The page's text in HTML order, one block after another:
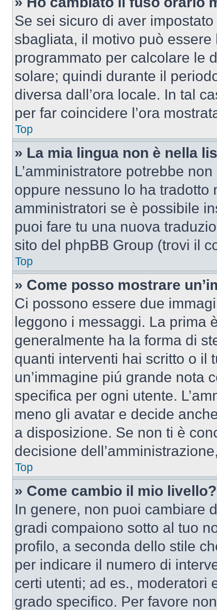
Se sei sicuro di aver
sbagliata, il motivo può essere
programmato per calcolare le
solare; quindi durante il
diversa dall’ora locale. In tal
per far coincidere l’ora
Top
» La mia lingua non è nella
L’amministratore potrebbe
oppure nessuno lo ha
amministratori se è possibile
puoi fare tu una nuova
sito del phpBB Group (trovi il
Top
» Come posso mostrare
Ci possono essere due
leggono i messaggi. La prima
generalmente ha la forma di
quanti interventi hai scritto o il
un’immagine piú grande nota
specifica per ogni utente.
meno gli avatar e decide
a disposizione. Se non ti è
decisione
Top
» Come cambio il mio livello?
In genere, non puoi cambiare
gradi compaiono sotto al tuo
profilo, a seconda dello stile
per indicare il numero di
certi utenti; ad es., moderatori
grado specifico. Per favore